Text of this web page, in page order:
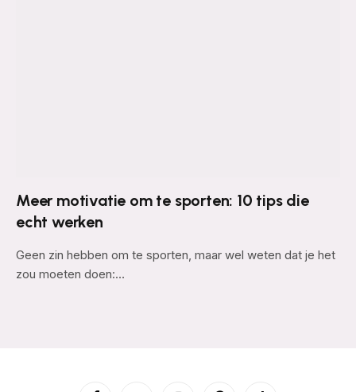
Meer motivatie om te sporten: 10 tips die
echt werken
Geen zin hebben om te sporten, maar wel weten dat je het
zou moeten doen:…